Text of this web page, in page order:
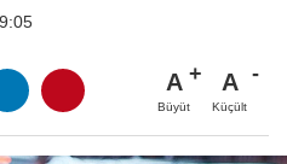
A
Büyüt
A
Küçült